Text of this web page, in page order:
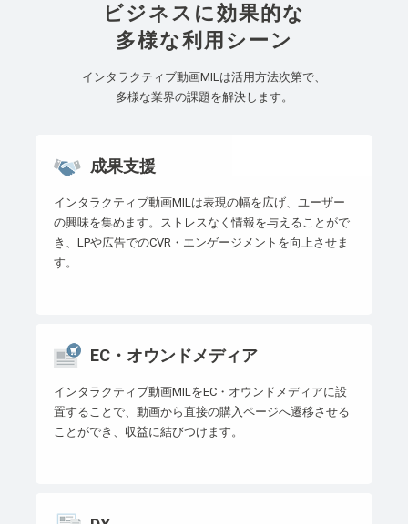
ビジネスに効果的な
多様な利用シーン
インタラクティブ動画MILは活用方法次第で、
多様な業界の課題を解決します。
成果支援
インタラクティブ動画MILは表現の幅を広げ、ユーザー
の興味を集めます。ストレスなく情報を与えることがで
き、LPや広告でのCVR・エンゲージメントを向上させま
す。
EC・オウンドメディア
インタラクティブ動画MILをEC・オウンドメディアに設
置することで、動画から直接の購入ページへ遷移させる
ことができ、収益に結びつけます。